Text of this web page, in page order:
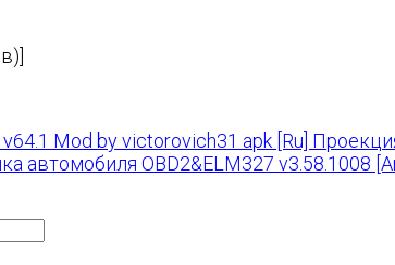
Mod by victorovich31 apk [Ru]
автомобиля OBD2&ELM327 v3.58.1008